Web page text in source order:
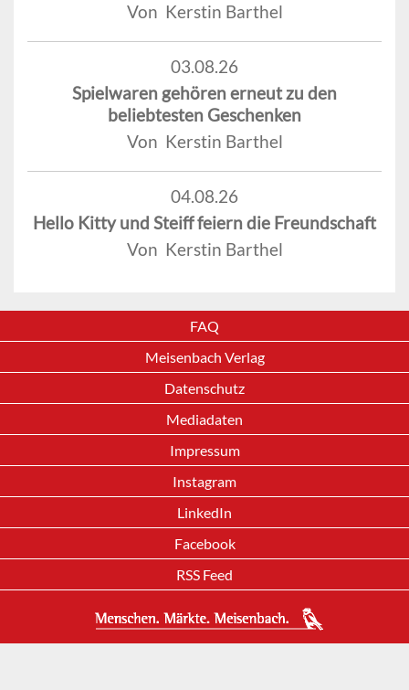
Von Kerstin Barthel
03.08.26
Spielwaren gehören erneut zu den
beliebtesten Geschenken
Von Kerstin Barthel
04.08.26
Hello Kitty und Steiff feiern die Freundschaft
Von Kerstin Barthel
FAQ
Meisenbach Verlag
Datenschutz
Mediadaten
Impressum
Instagram
LinkedIn
Facebook
RSS Feed